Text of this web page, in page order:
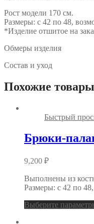
Рост модели 170 см.
Размеры: с 42 по 48,
*Изделие отшитое на
Обмеры изделия
Состав и уход
Похожие товары
Быстрый
Брюки-
9,200 ₽
Выполнены из
Размеры: с 42 по
Выберите